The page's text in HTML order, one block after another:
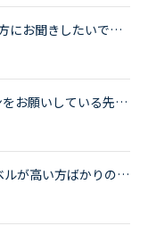
5分間ディスカッションを受けられている方にお聞きしたいです。私はネイティブキャンプを始めたばかりの英語初心者です。初心者なので文法の入門から始めましたが、講師の方から「このgrammerは君には簡単すぎる...
私は英会話初心者です。最近よくレッスンをお願いしている先生が実は中上級者向けだと知りました。紹介欄をよく読まず、対応教材だけで絞り込んだ為に選んでしまいました。とても良い先生で、毎日でも受けたいく...
48歳の専業主婦。初心者です。皆さんレベルが高い方ばかりのようですがこんな私でも続けていたら少しは話せるようになるのでしょうか。まだ数回しか受けていませんが先生は呆れているんだろうなって思ってしまい...